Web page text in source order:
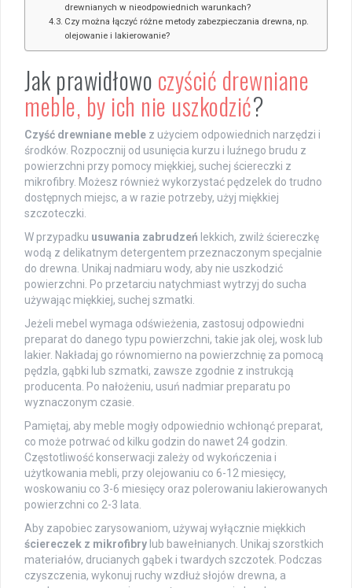
drewnianych w nieodpowiednich warunkach?
Czy można łączyć różne metody zabezpieczania drewna, np.
olejowanie i lakierowanie?
Jak prawidłowo czyścić drewniane
meble, by ich nie uszkodzić?
Czyść drewniane meble z użyciem odpowiednich narzędzi i
środków. Rozpocznij od usunięcia kurzu i luźnego brudu z
powierzchni przy pomocy miękkiej, suchej ściereczki z
mikrofibry. Możesz również wykorzystać pędzelek do trudno
dostępnych miejsc, a w razie potrzeby, użyj miękkiej
szczoteczki.
W przypadku usuwania zabrudzeń lekkich, zwilż ściereczkę
wodą z delikatnym detergentem przeznaczonym specjalnie
do drewna. Unikaj nadmiaru wody, aby nie uszkodzić
powierzchni. Po przetarciu natychmiast wytrzyj do sucha
używając miękkiej, suchej szmatki.
Jeżeli mebel wymaga odświeżenia, zastosuj odpowiedni
preparat do danego typu powierzchni, takie jak olej, wosk lub
lakier. Nakładaj go równomierno na powierzchnię za pomocą
pędzla, gąbki lub szmatki, zawsze zgodnie z instrukcją
producenta. Po nałożeniu, usuń nadmiar preparatu po
wyznaczonym czasie.
Pamiętaj, aby meble mogły odpowiednio wchłonąć preparat,
co może potrwać od kilku godzin do nawet 24 godzin.
Częstotliwość konserwacji zależy od wykończenia i
użytkowania mebli, przy olejowaniu co 6-12 miesięcy,
woskowaniu co 3-6 miesięcy oraz polerowaniu lakierowanych
powierzchni co 2-3 lata.
Aby zapobiec zarysowaniom, używaj wyłącznie miękkich
ściereczek z mikrofibry lub bawełnianych. Unikaj szorstkich
materiałów, drucianych gąbek i twardych szczotek. Podczas
czyszczenia, wykonuj ruchy wzdłuż słojów drewna, a